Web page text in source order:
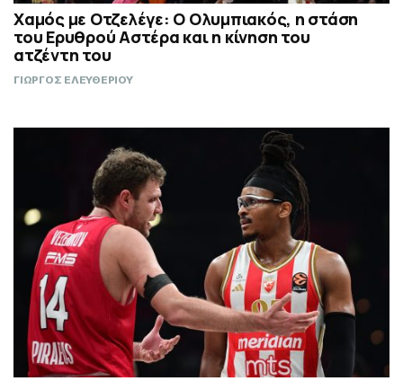
Χαμός με Οτζελέγε: Ο Ολυμπιακός, η στάση
του Ερυθρού Αστέρα και η κίνηση του
ατζέντη του
ΓΙΩΡΓΟΣ ΕΛΕΥΘΕΡΙΟΥ